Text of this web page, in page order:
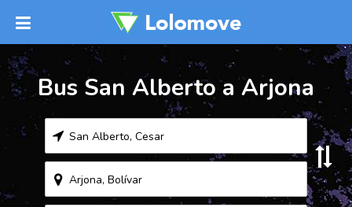
Bus San Alberto a Arjona